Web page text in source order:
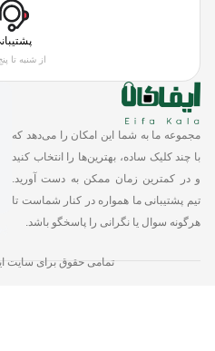
از شنبه تا
مجموعه ما به شما این امکان را می‌دهد که
با چند کلیک ساده، بهترین‌ها را انتخاب کنید
و در کمترین زمان ممکن به دست آورید.
تیم پشتیبانی ما همواره در کنار شماست تا
هرگونه سوال یا نگرانی را پاسخگو باشد.
تمامی حقوق برای سایت